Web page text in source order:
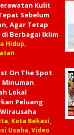
Kulit
Sebelum
Agar Tetap
di Berbagai Iklim
Hidup,
On The Spot
Minuman
Lokal
Peluang
Kota Bekasi,
Usaha, Video